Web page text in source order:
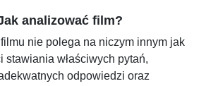
analizować film?
nie polega na niczym innym jak
stawiania właściwych pytań,
odpowiedzi oraz